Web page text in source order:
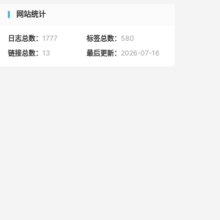
网站统计
日志总数： 1777 标签总数： 580
链接总数： 13 最后更新： 2026-07-16